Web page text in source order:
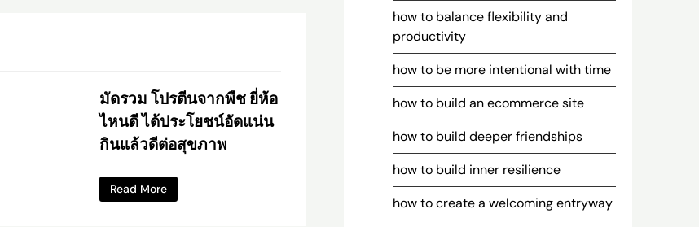
มัดรวม โปรตีนจากพืช ยี่ห้อ
ไหนดี ได้ประโยชน์อัดแน่น
กินแล้วดีต่อสุขภาพ
Read More
how to balance flexibility and
productivity
how to be more intentional with time
how to build an ecommerce site
how to build deeper friendships
how to build inner resilience
how to create a welcoming entryway